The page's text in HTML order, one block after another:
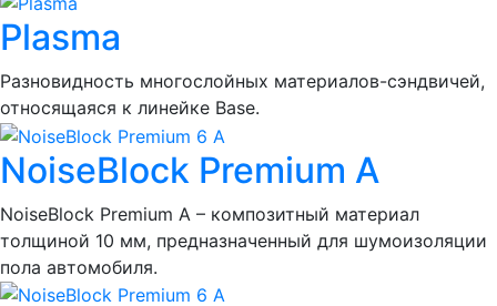
Plasma
Разновидность многослойных материалов-сэндвичей,
относящаяся к линейке Base.
NoiseBlock Premium A
NoiseBlock Premium A – композитный материал
толщиной 10 мм, предназначенный для шумоизоляции
пола автомобиля.